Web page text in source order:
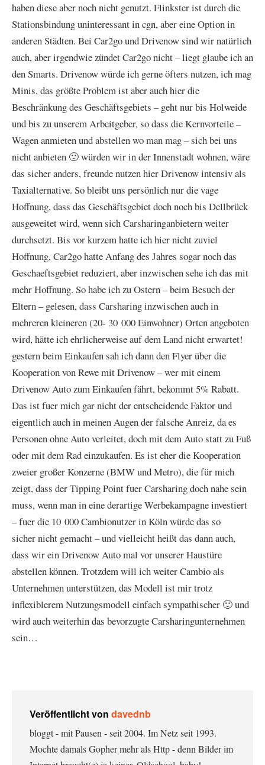
haben diese aber noch nicht genutzt. Flinkster ist durch die
Stationsbindung uninteressant in cgn, aber eine Option in
anderen Städten. Bei Car2go und Drivenow sind wir natürlich
auch, aber irgendwie zündet Car2go nicht – liegt glaube ich an
den Smarts. Drivenow würde ich gerne öfters nutzen, ich mag
Minis, das größte Problem ist aber auch hier die
Beschränkung des Geschäftsgebiets – geht nur bis Holweide
und bis zu unserem Arbeitgeber, so dass die Kernvorteile –
Wagen anmieten und abstellen wo man mag – sich bei uns
nicht anbieten 🙁 würden wir in der Innenstadt wohnen, wäre
das sicher anders, freunde nutzen hier Drivenow intensiv als
Taxialternative. So bleibt uns persönlich nur die vage
Hoffnung, dass das Geschäftsgebiet doch noch bis Dellbrück
ausgeweitet wird, wenn sich Carsharinganbietern weiter
durchsetzt. Bis vor kurzem hatte ich hier nicht zuviel
Hoffnung, Car2go hatte Anfang des Jahres sogar noch das
Geschaeftsgebiet reduziert, aber inzwischen sehe ich das mit
mehr Hoffnung. So habe ich zu Ostern – beim Besuch der
Eltern – gelesen, dass Carsharing inzwischen auch in
mehreren kleineren (20- 30 000 Einwohner) Orten angeboten
wird, hätte ich ehrlicherweise auf dem Land nicht erwartet!
gestern beim Einkaufen sah ich dann den Flyer über die
Kooperation von Rewe mit Drivenow – wer mit einem
Drivenow Auto zum Einkaufen fährt, bekommt 5% Rabatt.
Das ist fuer mich gar nicht der entscheidende Faktor und
eigentlich auch in meinen Augen der falsche Anreiz, da es
Personen ohne Auto verleitet, doch mit dem Auto statt zu Fuß
oder mit dem Rad einzukaufen. Es ist eher die Kooperation
zweier großer Konzerne (BMW und Metro), die für mich
zeigt, dass der Tipping Point fuer Carsharing doch nahe sein
muss, wenn man in eine derartige Werbekampagne investiert
– fuer die 10 000 Cambionutzer in Köln würde das so
sicher nicht gemacht – und vielleicht heißt das dann auch,
dass wir ein Drivenow Auto mal vor unserer Haustüre
abstellen können. Trotzdem will ich weiter Cambio als
Unternehmen unterstützen, das Modell ist mir trotz
inflexiblerem Nutzungsmodell einfach sympathischer 🙂 und
wird auch weiterhin das bevorzugte Carsharingunternehmen
sein…
Veröffentlicht von davednb
bloggt - mit Pausen - seit 2004. Im Netz seit 1993.
Mochte damals Gopher mehr als Http - denn Bilder im